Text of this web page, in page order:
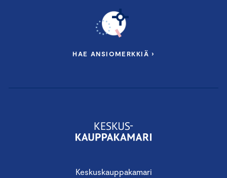
Keskuskauppakamari
HAE ANSIOMERKKIÄ ›